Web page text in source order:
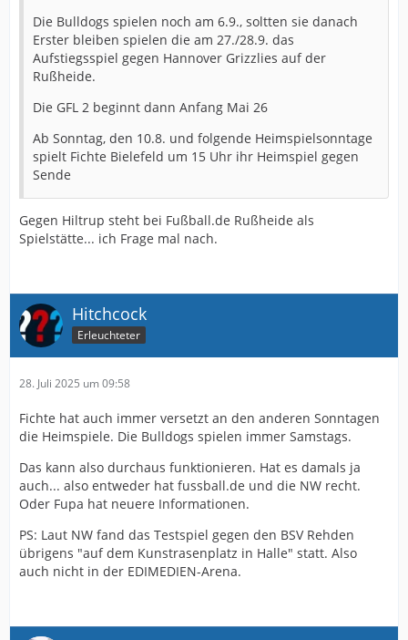
Die Bulldogs spielen noch am 6.9., soltten sie danach
Erster bleiben spielen die am 27./28.9. das
Aufstiegsspiel gegen Hannover Grizzlies auf der
Rußheide.
Die GFL 2 beginnt dann Anfang Mai 26
Ab Sonntag, den 10.8. und folgende Heimspielsonntage
spielt Fichte Bielefeld um 15 Uhr ihr Heimspiel gegen
Sende
Gegen Hiltrup steht bei Fußball.de Rußheide als
Spielstätte... ich Frage mal nach.
Hitchcock
Erleuchteter
28. Juli 2025 um 09:58
Fichte hat auch immer versetzt an den anderen Sonntagen
die Heimspiele. Die Bulldogs spielen immer Samstags.
Das kann also durchaus funktionieren. Hat es damals ja
auch... also entweder hat fussball.de und die NW recht.
Oder Fupa hat neuere Informationen.
PS: Laut NW fand das Testspiel gegen den BSV Rehden
übrigens "auf dem Kunstrasenplatz in Halle" statt. Also
auch nicht in der EDIMEDIEN-Arena.